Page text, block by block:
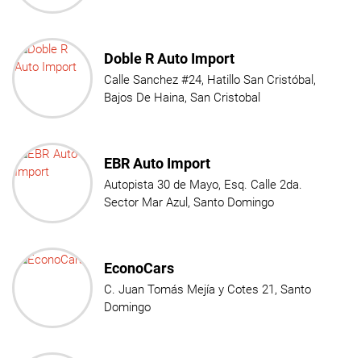
Doble R Auto Import
Calle Sanchez #24, Hatillo San Cristóbal,
Bajos De Haina, San Cristobal
EBR Auto Import
Autopista 30 de Mayo, Esq. Calle 2da.
Sector Mar Azul, Santo Domingo
EconoCars
C. Juan Tomás Mejía y Cotes 21, Santo
Domingo